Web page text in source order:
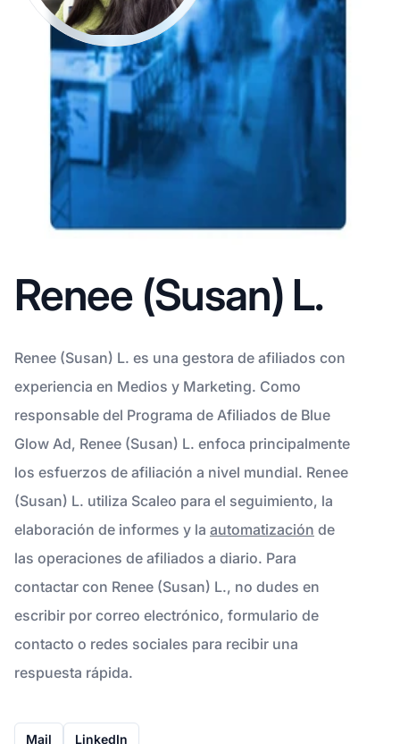
Renee (Susan) L.
Renee (Susan) L. es una gestora de afiliados con
experiencia en Medios y Marketing. Como
responsable del Programa de Afiliados de Blue
Glow Ad, Renee (Susan) L. enfoca principalmente
los esfuerzos de afiliación a nivel mundial. Renee
(Susan) L. utiliza Scaleo para el seguimiento, la
elaboración de informes y la automatización de
las operaciones de afiliados a diario. Para
contactar con Renee (Susan) L., no dudes en
escribir por correo electrónico, formulario de
contacto o redes sociales para recibir una
respuesta rápida.
Mail LinkedIn